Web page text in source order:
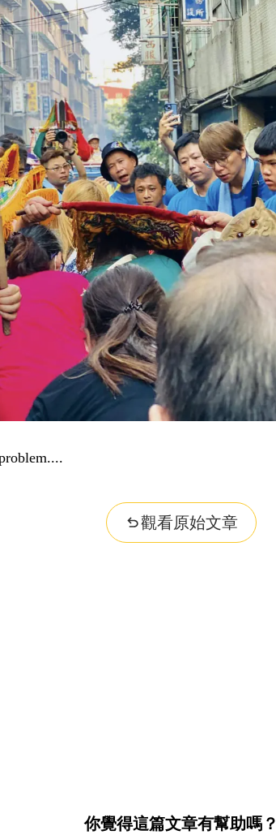
觀看原始文章
你覺得這篇文章有幫助嗎？